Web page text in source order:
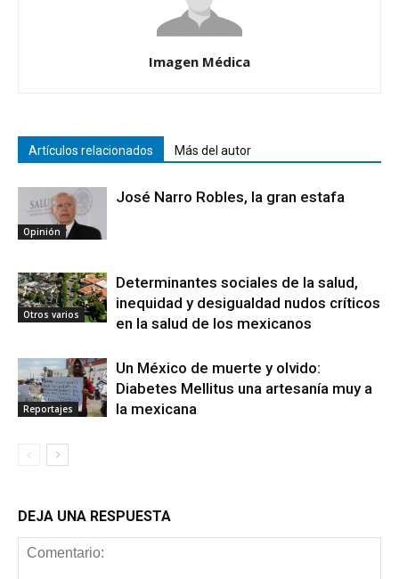
Imagen Médica
Artículos relacionados Más del autor
Opinión
José Narro Robles, la gran estafa
Otros varios
Determinantes sociales de la salud,
inequidad y desigualdad nudos críticos
en la salud de los mexicanos
Reportajes
Un México de muerte y olvido:
Diabetes Mellitus una artesanía muy a
la mexicana
DEJA UNA RESPUESTA